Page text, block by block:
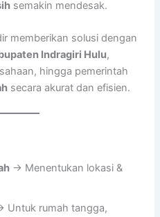
semakin mendesak.
memberikan solusi dengan
Indragiri Hulu,
hingga pemerintah
secara akurat dan efisien.
→ Menentukan lokasi &
Untuk rumah tangga,